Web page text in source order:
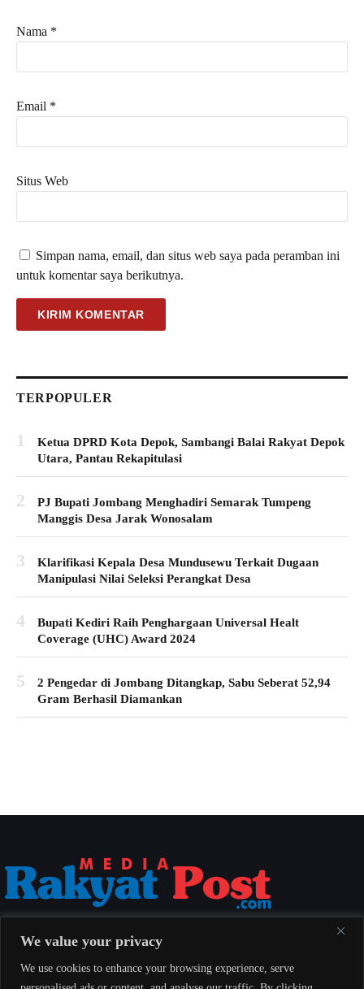
We value your privacy
We use cookies to enhance your browsing experience, serve
Nama *
Email *
Situs Web
Simpan nama, email, dan situs web saya pada peramban ini
untuk komentar saya berikutnya.
TERPOPULER
1
Ketua DPRD Kota Depok, Sambangi Balai Rakyat Depok
Utara, Pantau Rekapitulasi
2
PJ Bupati Jombang Menghadiri Semarak Tumpeng
Manggis Desa Jarak Wonosalam
3
Klarifikasi Kepala Desa Mundusewu Terkait Dugaan
Manipulasi Nilai Seleksi Perangkat Desa
4
Bupati Kediri Raih Penghargaan Universal Healt
Coverage (UHC) Award 2024
5
2 Pengedar di Jombang Ditangkap, Sabu Seberat 52,94
Gram Berhasil Diamankan
berimbang untuk seluruh masyarakat Indonesia.